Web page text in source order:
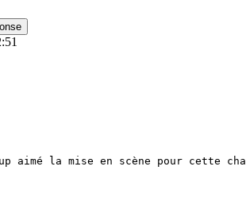
aimé la mise en scène pour cette